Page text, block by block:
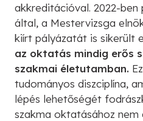
akkreditációval. 2022-
által, a Mestervizsga
kiírt pályázatát is sikerült
az oktatás mindig erős
szakmai életutamban.
tudományos diszciplína,
lépés lehetőségét
szakma oktatásához nem